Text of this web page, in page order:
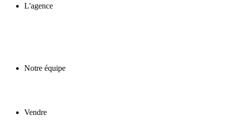
L'agence
Notre équipe
Vendre